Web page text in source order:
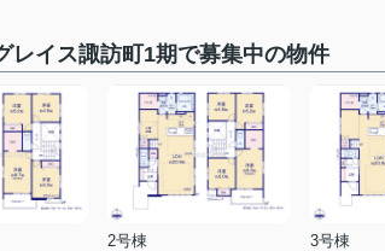
レイス諏訪町1期で募集中の物件
2号棟
3号棟